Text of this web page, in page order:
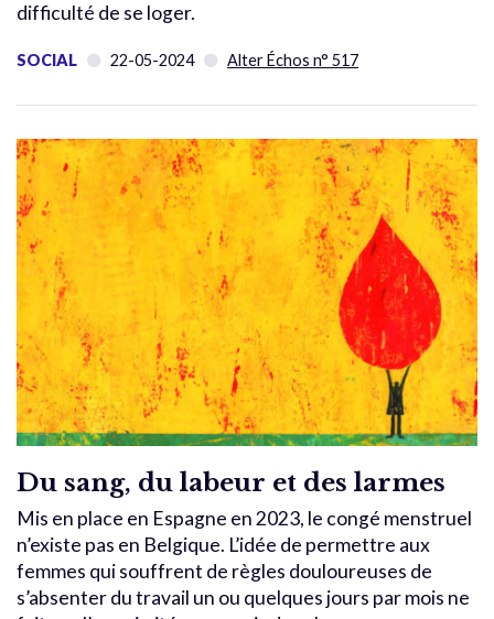
difficulté de se loger.
SOCIAL 22-05-2024 Alter Échos n° 517
Du sang, du labeur et des larmes
Mis en place en Espagne en 2023, le congé menstruel
n’existe pas en Belgique. L’idée de permettre aux
femmes qui souffrent de règles douloureuses de
s’absenter du travail un ou quelques jours par mois ne